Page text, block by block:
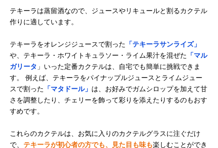
テキーラは蒸留酒なので、ジュースやリキュールと割るカクテル
作りに適しています。
テキーラをオレンジジュースで割った 「テキーラサンライズ」
や、テキーラ・ホワイトキュラソー・ライム果汁を混ぜた 「マル
ガリータ 」いった定番カクテルは、自宅でも簡単に挑戦できま
す。 例えば、テキーラをパイナップルジュースとライムジュー
スで割った 「マタドール」 は、お好みでガムシロップを加えて甘
さを調整したり、チェリーを飾って彩りを添えたりするのもおす
すめです。
これらのカクテルは、お気に入りのカクテルグラスに注ぐだけ
で、 テキーラが初心者の方でも、見た目も味も楽しむことができ